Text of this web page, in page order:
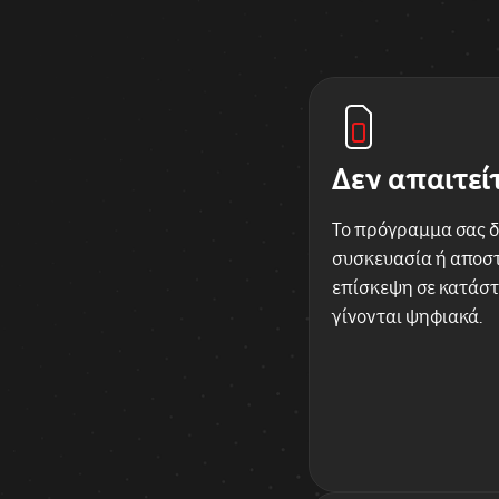
Δεν
Το πρόγραμμα σας
συσκευασία ή
επίσκεψη σε
γίνονται ψηφιακά.